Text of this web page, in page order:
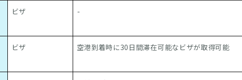
ビザ -
ビザ 空港到着時に30日間滞在可能なビザが取得可能